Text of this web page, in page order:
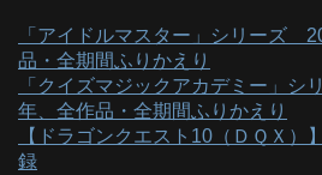
「アイドルマスター」シリーズ
品・全期間ふりかえり
「クイズマジックアカデミー」
年、全作品・全期間ふりかえり
【ドラゴンクエスト10（ＤＱＸ）
録